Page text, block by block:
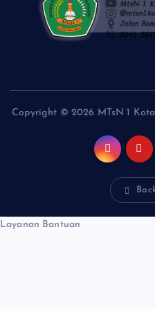
Copyright © 2026 MTsN 1
Layanan Bantuan